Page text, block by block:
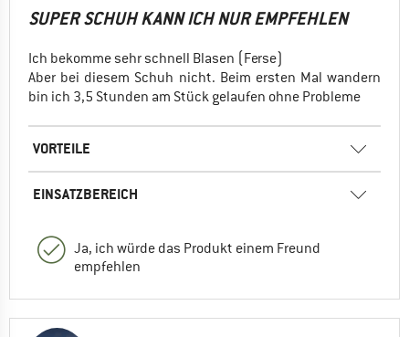
SUPER SCHUH KANN ICH NUR EMPFEHLEN
Ich bekomme sehr schnell Blasen (Ferse)
Aber bei diesem Schuh nicht. Beim ersten Mal wandern
bin ich 3,5 Stunden am Stück gelaufen ohne Probleme
VORTEILE
EINSATZBEREICH
Ja, ich würde das Produkt einem Freund
empfehlen